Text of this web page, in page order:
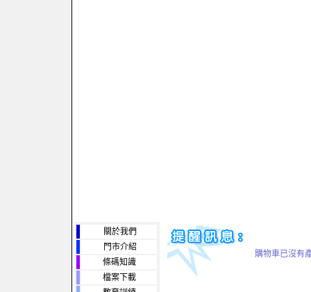
關於我們
門市介紹
條碼知識
檔案下載
購物車已沒有